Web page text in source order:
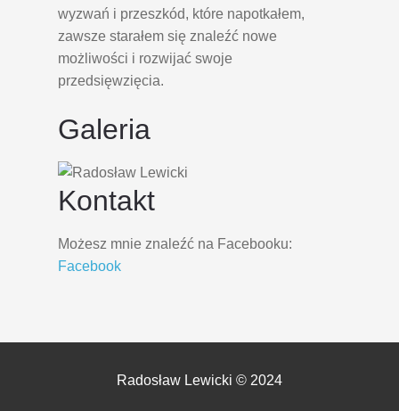
wyzwań i przeszkód, które napotkałem,
zawsze starałem się znaleźć nowe
możliwości i rozwijać swoje
przedsięwzięcia.
Galeria
Kontakt
Możesz mnie znaleźć na Facebooku:
Facebook
Radosław Lewicki © 2024